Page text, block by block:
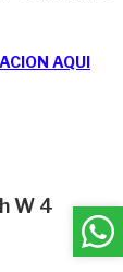
AQUI
W 4